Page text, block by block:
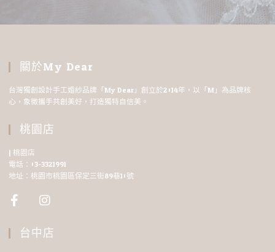
關於My Dear
台灣獨創設計手工婚紗品牌「My Dear」創立於2014年，以「M」為品牌核
心，象徵攜手共創美好，打造獨特自信美。
桃園店
| 桃園店
電話：03-3321991
地址：桃園市桃園區保定三街89巷10號
台中店